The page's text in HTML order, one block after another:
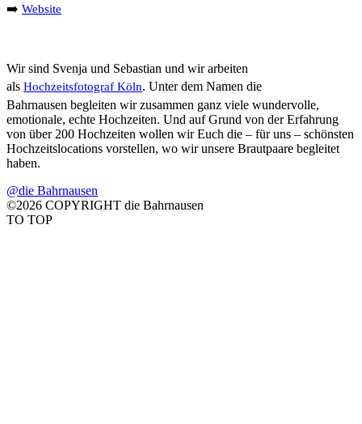
➡️ Website
Wir sind Svenja und Sebastian und wir arbeiten
als Hochzeitsfotograf Köln. Unter dem Namen die
Bahrnausen begleiten wir zusammen ganz viele wundervolle,
emotionale, echte Hochzeiten. Und auf Grund von der Erfahrung
von über 200 Hochzeiten wollen wir Euch die – für uns – schönsten
Hochzeitslocations vorstellen, wo wir unsere Brautpaare begleitet
haben.
@die Bahrnausen
©2026 COPYRIGHT die Bahrnausen
TO TOP